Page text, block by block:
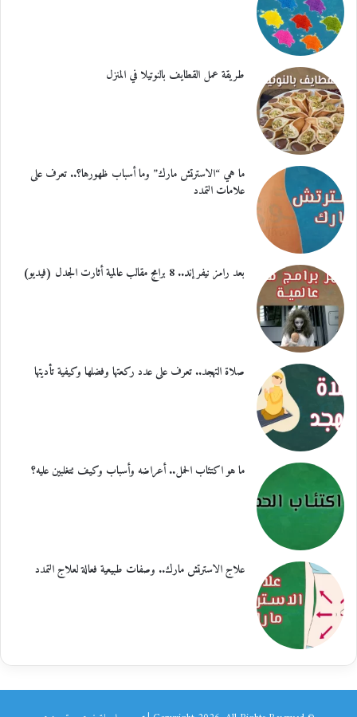
طريقة عمل القطايف بالنوتيلا في المنزل
ما هي “الاسترتش مارك” وما أسباب ظهورها؟.. تعرف على
علامات التمدد
بعد رامز نيفر إند.. 8 برامج مقالب عالمية أثارت الجدل (فيديو)
صلاة التهجد.. تعرف على عدد ركعتها وفضلها وكيفية تأديتها
ما هو اكتئاب الحمل.. أعراضه وأسباب وكيف تتغلبين عليه؟
علاج الاسترتش مارك.. وصفات طبيعية فعالة لعلاج التمدد